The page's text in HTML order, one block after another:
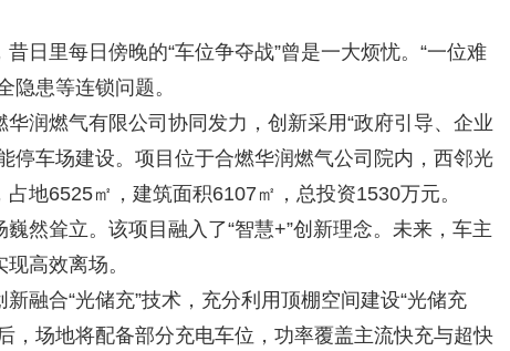
里每日傍晚的“车位争夺战”曾是一大烦忧。“一位难
隐患等连锁问题。
燃气有限公司协同发力，创新采用“政府引导、企业
停车场建设。项目位于合燃华润燃气公司院内，西邻光
地6525㎡，建筑面积6107㎡，总投资1530万元。
耸立。该项目融入了“智慧+”创新理念。未来，车主
高效离场。
合“光储充”技术，充分利用顶棚空间建设“光储充
，场地将配备部分充电车位，功率覆盖主流快充与超快